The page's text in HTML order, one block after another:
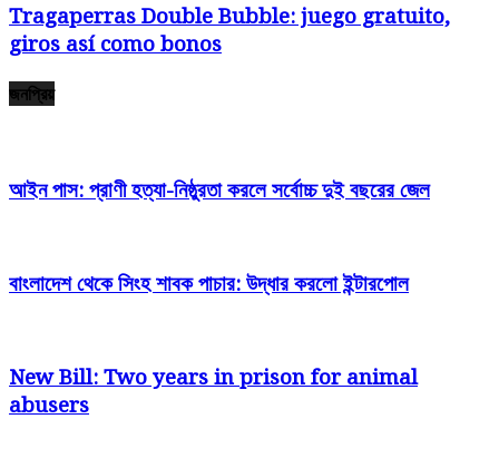
Tragaperras Double Bubble: juego gratuito,
giros así­ como bonos
জনপ্রিয়
আইন পাস: প্রাণী হত্যা-নিষ্ঠুরতা করলে সর্বোচ্চ দুই বছরের জেল
বাংলাদেশ থেকে সিংহ শাবক পাচার: উদ্ধার করলো ইন্টারপোল
New Bill: Two years in prison for animal
abusers